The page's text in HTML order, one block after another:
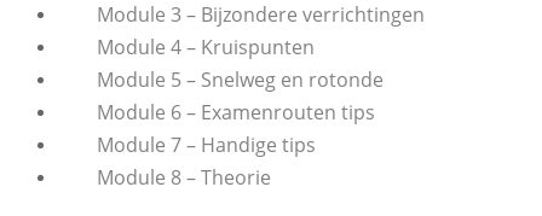
Module 3 – Bijzondere verrichtingen
Module 4 – Kruispunten
Module 5 – Snelweg en rotonde
Module 6 – Examenrouten tips
Module 7 – Handige tips
Module 8 – Theorie